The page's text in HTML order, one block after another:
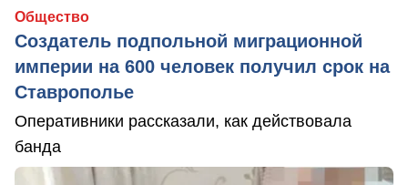
Общество
Создатель подпольной миграционной
империи на 600 человек получил срок на
Ставрополье
Оперативники рассказали, как действовала
банда